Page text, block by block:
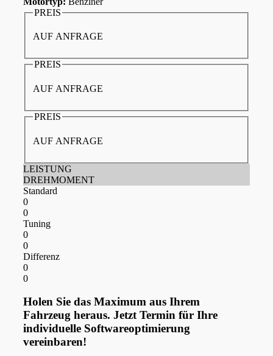
PREIS
AUF ANFRAGE
PREIS
AUF ANFRAGE
PREIS
AUF ANFRAGE
LEISTUNG
DREHMOMENT
Standard
0
0
Tuning
0
0
Differenz
0
0
Holen Sie das Maximum aus Ihrem
Fahrzeug heraus. Jetzt Termin für Ihre
individuelle Softwareoptimierung
vereinbaren!